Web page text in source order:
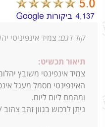
קוד דגם: צמיד אינפיניטי
תיאור תכשיט:
צמיד אינפינטי משובץ
האינפינטי מסמל מעגל
ומהמם ליום ליום.
ניתן לרכוש בגוון זהב